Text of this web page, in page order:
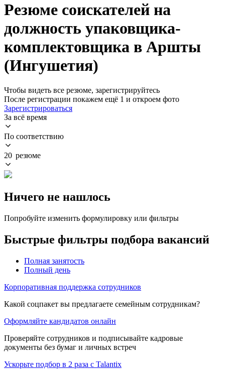
Резюме соискателей на
должность упаковщика-
комплектовщика в Аршты
(Ингушетия)
Чтобы видеть все резюме, зарегистрируйтесь
После регистрации покажем ещё 1 и откроем фото
Зарегистрироваться
За всё время
По соответствию
20 резюме
Ничего не нашлось
Попробуйте изменить формулировку или фильтры
Быстрые фильтры подбора вакансий
Полная занятость
Полный день
Корпоративная поддержка сотрудников
Какой соцпакет вы предлагаете семейным сотрудникам?
Оформляйте кандидатов онлайн
Проверяйте сотрудников и подписывайте кадровые
документы без бумаг и личных встреч
Ускорьте подбор в 2 раза с Talantix